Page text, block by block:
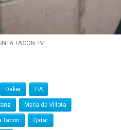
TACON TV
Dakar FIA
Maria de Villota
Tacon Qatar